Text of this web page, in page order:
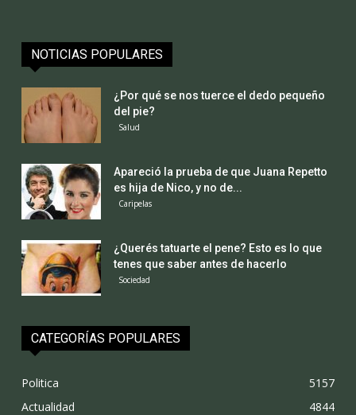
NOTICIAS POPULARES
¿Por qué se nos tuerce el dedo pequeño
del pie?
Salud
Apareció la prueba de que Juana Repetto
es hija de Nico, y no de...
Caripelas
¿Querés tatuarte el pene? Esto es lo que
tenes que saber antes de hacerlo
Sociedad
CATEGORÍAS POPULARES
Politica
5157
Actualidad
4844